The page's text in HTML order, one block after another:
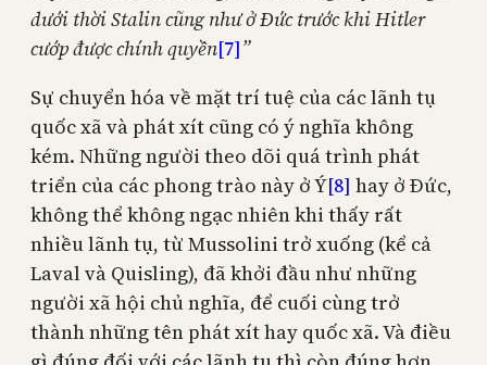
dưới thời Stalin cũng như ở Đức trước khi Hitler
cướp được chính quyền[7]”
Sự chuyển hóa về mặt trí tuệ của các lãnh tụ
quốc xã và phát xít cũng có ý nghĩa không
kém. Những người theo dõi quá trình phát
triển của các phong trào này ở Ý[8] hay ở Đức,
không thể không ngạc nhiên khi thấy rất
nhiều lãnh tụ, từ Mussolini trở xuống (kể cả
Laval và Quisling), đã khởi đầu như những
người xã hội chủ nghĩa, để cuối cùng trở
thành những tên phát xít hay quốc xã. Và điều